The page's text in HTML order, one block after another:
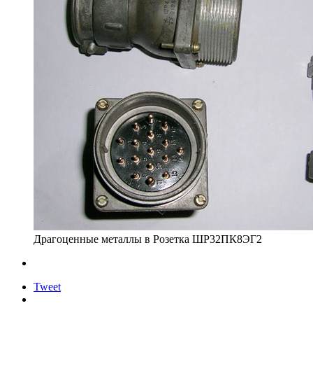
Драгоценные металлы в Розетка ШР32ПК8ЭГ2
Tweet